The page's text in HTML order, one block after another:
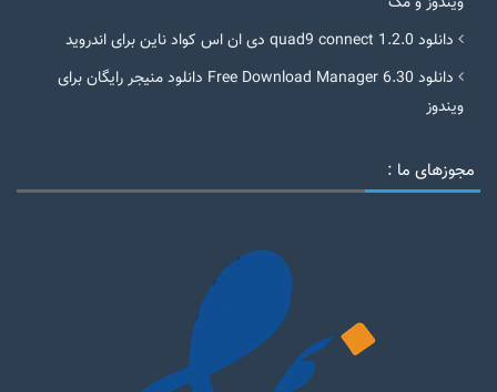
دانلود quad9 connect 1.2.0 دی ان اس کواد ناین برای اندروید
دانلود Free Download Manager 6.30 دانلود منیجر رایگان برای
ویندوز
مجوزهای ما :